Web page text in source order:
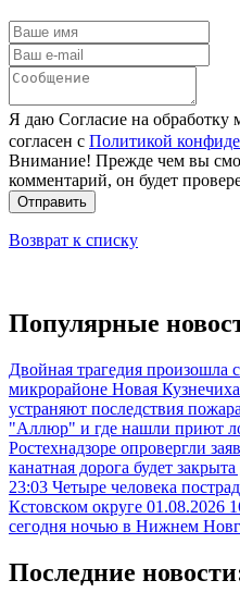
Я даю Согласие на
согласен с Политикой
Внимание! Прежде чем вы
комментарий, он будет
Отправить
Возврат к списку
Популярные
Двойная трагедия произошла
микрорайоне Новая Кузнечиха
устраняют последствия
"Аллюр" и где нашли приют
Ростехнадзоре опровергли
канатная дорога будет
23:03 Четыре человека
Кстовском округе 01.08.2026
сегодня ночью в Нижнем
Последние